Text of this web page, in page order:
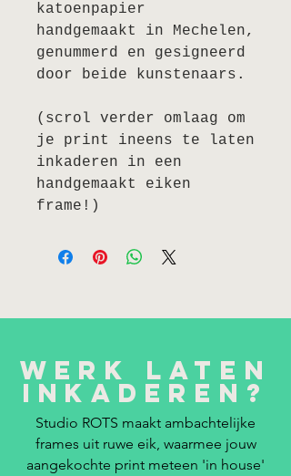
katoenpapier
handgemaakt in Mechelen,
genummerd en gesigneerd
door beide kunstenaars.
(scrol verder omlaag om
je print ineens te laten
inkaderen in een
handgemaakt eiken
frame!)
Werk laten
inkaderen?
Studio ROTS maakt ambachtelijke
frames uit ruwe eik, waarmee jouw
aangekochte print meteen 'in house'